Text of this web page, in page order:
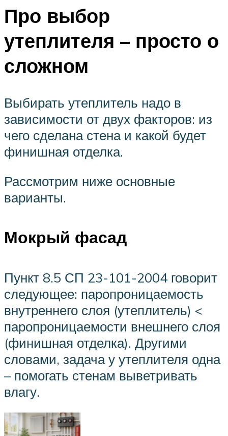
Про выбор
утеплителя – просто о
сложном
Выбирать утеплитель надо в
зависимости от двух факторов: из
чего сделана стена и какой будет
финишная отделка.
Рассмотрим ниже основные
варианты.
Мокрый фасад
Пункт 8.5 СП 23-101-2004 говорит
следующее: паропроницаемость
внутреннего слоя (утеплитель) <
паропроницаемости внешнего слоя
(финишная отделка). Другими
словами, задача у утеплителя одна
– помогать стенам выветривать
влагу.